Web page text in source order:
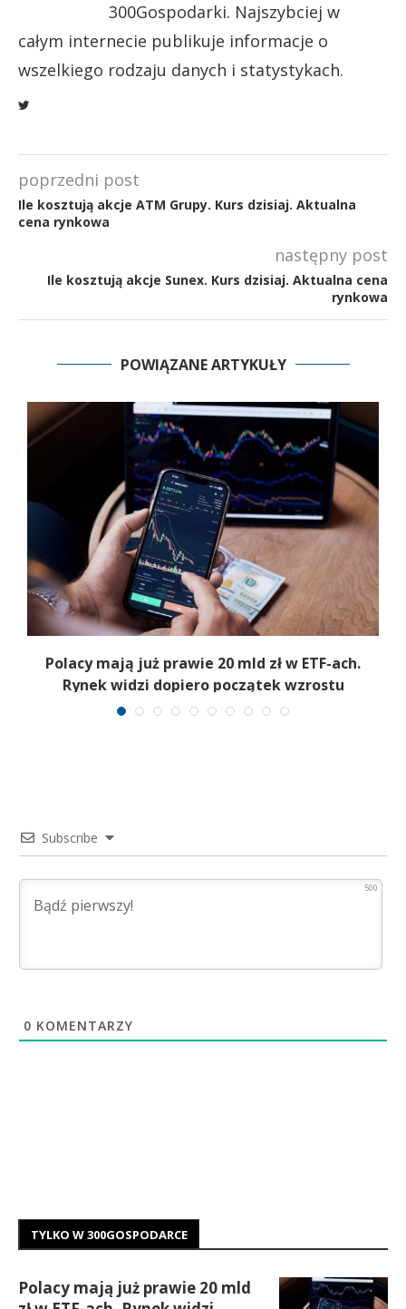
300Gospodarki. Najszybciej w
całym internecie publikuje informacje o
wszelkiego rodzaju danych i statystykach.
poprzedni post
Ile kosztują akcje ATM Grupy. Kurs dzisiaj. Aktualna
cena rynkowa
następny post
Ile kosztują akcje Sunex. Kurs dzisiaj. Aktualna cena
rynkowa
POWIĄZANE ARTYKUŁY
Polacy mają już prawie 20 mld zł w ETF-ach.
Rynek widzi dopiero początek wzrostu
Subscribe
500
0 KOMENTARZY
TYLKO W 300GOSPODARCE
Polacy mają już prawie 20 mld